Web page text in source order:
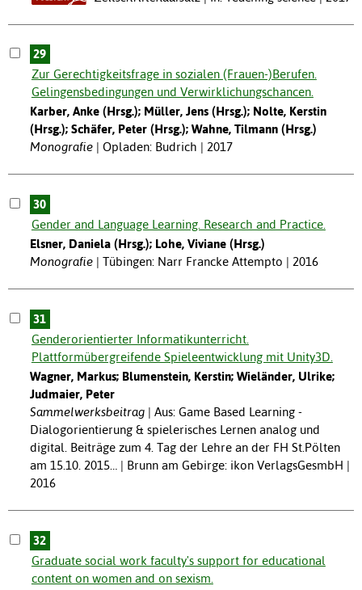
29
Zur Gerechtigkeitsfrage in sozialen (Frauen-)Berufen.
Gelingensbedingungen und Verwirklichungschancen.
Karber, Anke (Hrsg.); Müller, Jens (Hrsg.); Nolte, Kerstin
(Hrsg.); Schäfer, Peter (Hrsg.); Wahne, Tilmann (Hrsg.)
Monografie
Opladen: Budrich | 2017
30
Gender and Language Learning. Research and Practice.
Elsner, Daniela (Hrsg.); Lohe, Viviane (Hrsg.)
Monografie
Tübingen: Narr Francke Attempto | 2016
31
Genderorientierter Informatikunterricht.
Plattformübergreifende Spieleentwicklung mit Unity3D.
Wagner, Markus; Blumenstein, Kerstin; Wieländer, Ulrike;
Judmaier, Peter
Sammelwerksbeitrag
Aus: Game Based Learning -
Dialogorientierung & spielerisches Lernen analog und
digital. Beiträge zum 4. Tag der Lehre an der FH St.Pölten
am 15.10. 2015… | Brunn am Gebirge: ikon VerlagsGesmbH |
2016
32
Graduate social work faculty's support for educational
content on women and on sexism.